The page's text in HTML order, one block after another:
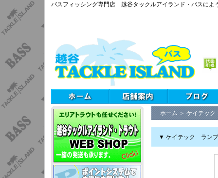
バスフィッシング専門店 越谷タックルアイランド・バスによ
ホーム ＞ ケイテック
▼ ケイテック ラン